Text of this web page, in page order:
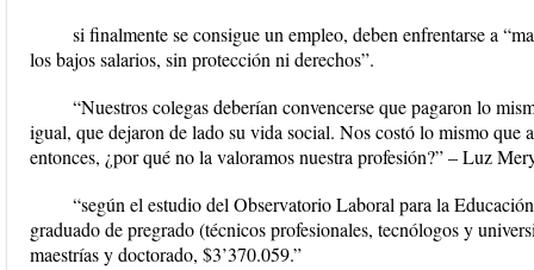
si finalmente se consigue un empleo, deben enfrentarse a
los bajos salarios, sin protección ni derechos”.
“Nuestros colegas deberían convencerse que pagaron lo
igual, que dejaron de lado su vida social. Nos costó lo mismo que
entonces, ¿por qué no la valoramos nuestra profesión?” – Luz
“según el estudio del Observatorio Laboral para la
graduado de pregrado (técnicos profesionales, tecnólogos y
maestrías y doctorado, $3’370.059.”